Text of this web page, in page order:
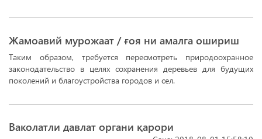
Жамоавий мурожаат / ғоя ни амалга ошириш
Таким образом, требуется пересмотреть природоохранное
законодательство в целях сохранения деревьев для будущих
поколений и благоустройства городов и сел.
Ваколатли давлат органи қарори